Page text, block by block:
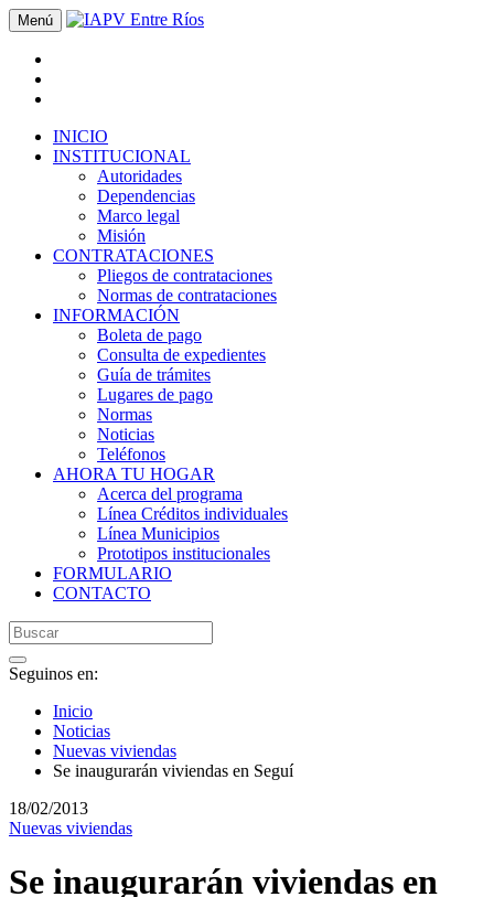
Menú
INICIO
INSTITUCIONAL
Autoridades
Dependencias
Marco legal
Misión
CONTRATACIONES
Pliegos de contrataciones
Normas de contrataciones
INFORMACIÓN
Boleta de pago
Consulta de expedientes
Guía de trámites
Lugares de pago
Normas
Noticias
Teléfonos
AHORA TU HOGAR
Acerca del programa
Línea Créditos individuales
Línea Municipios
Prototipos institucionales
FORMULARIO
CONTACTO
Seguinos en:
Inicio
Noticias
Nuevas viviendas
Se inaugurarán viviendas en Seguí
18/02/2013
Nuevas viviendas
Se inaugurarán viviendas en